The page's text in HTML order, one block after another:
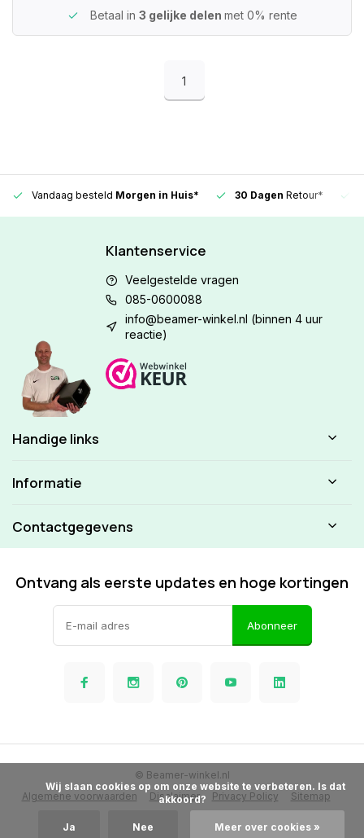
Betaal in 3 gelijke delen met 0% rente
1
Vandaag besteld Morgen in Huis* 30 Dagen Retour*
Klantenservice
Veelgestelde vragen
085-0600088
info@beamer-winkel.nl (binnen 4 uur
reactie)
Handige links
Informatie
Contactgegevens
Ontvang als eerste updates en hoge kortingen
Abonneer
Algemene voorwaarden Disclaimer Privacy Policy Sitemap
© Beamer-winkel.nl
akkoord?
Ja Nee Meer over cookies »